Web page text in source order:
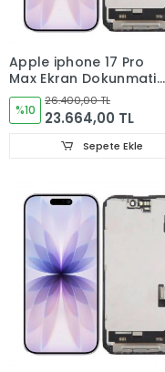
Apple iphone 17 Pro
Max Ekran Dokunmatik
Cam ORJINAL
%10
26.400,00 TL
23.664,00 TL
Sepete Ekle